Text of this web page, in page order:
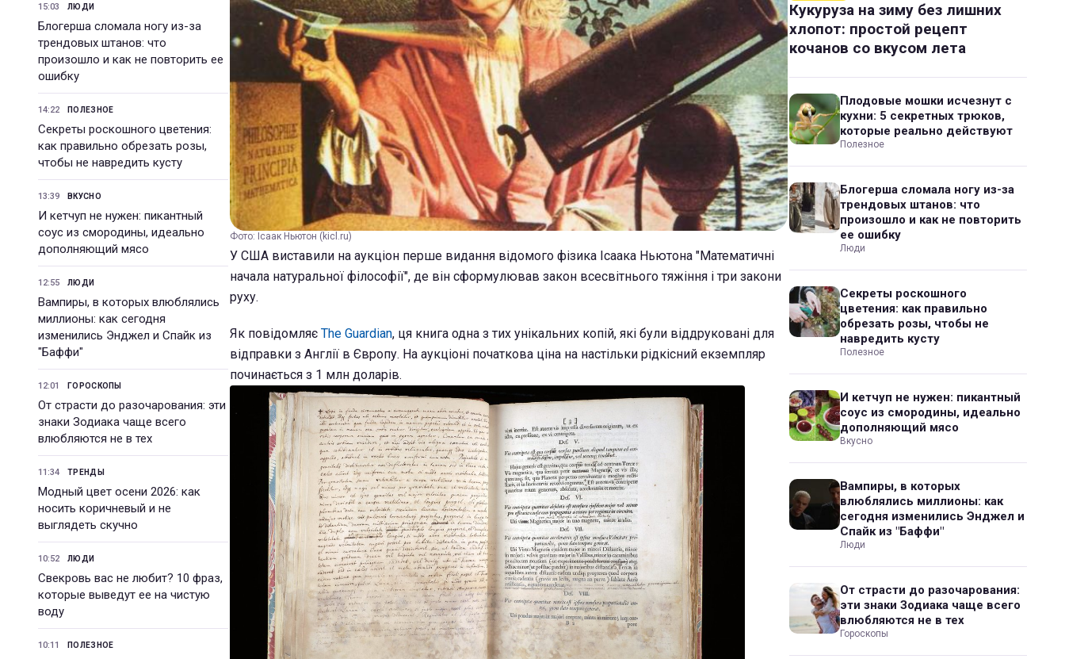
15:03 ЛЮДИ
Блогерша сломала ногу из-за
трендовых штанов: что
произошло и как не повторить ее
ошибку
14:22 ПОЛЕЗНОЕ
Секреты роскошного цветения:
как правильно обрезать розы,
чтобы не навредить кусту
13:39 ВКУСНО
И кетчуп не нужен: пикантный
соус из смородины, идеально
дополняющий мясо
12:55 ЛЮДИ
Вампиры, в которых влюблялись
миллионы: как сегодня
изменились Энджел и Спайк из
"Баффи"
12:01 ГОРОСКОПЫ
От страсти до разочарования: эти
знаки Зодиака чаще всего
влюбляются не в тех
11:34 ТРЕНДЫ
Модный цвет осени 2026: как
носить коричневый и не
выглядеть скучно
10:52 ЛЮДИ
Свекровь вас не любит? 10 фраз,
которые выведут ее на чистую
воду
10:11 ПОЛЕЗНОЕ
Фото: Ісаак Ньютон (kicl.ru)
У США виставили на аукціон перше видання відомого фізика Ісаака Ньютона "Математичні
начала натуральної філософії", де він сформулював закон всесвітнього тяжіння і три закони
руху.
Як повідомляє The Guardian, ця книга одна з тих унікальних копій, які були віддруковані для
відправки з Англії в Європу. На аукціоні початкова ціна на настільки рідкісний екземпляр
починається з 1 млн доларів.
Кукуруза на зиму без лишних
хлопот: простой рецепт
кочанов со вкусом лета
Плодовые мошки исчезнут с
кухни: 5 секретных трюков,
которые реально действуют
Полезное
Блогерша сломала ногу из-за
трендовых штанов: что
произошло и как не повторить
ее ошибку
Люди
Секреты роскошного
цветения: как правильно
обрезать розы, чтобы не
навредить кусту
Полезное
И кетчуп не нужен: пикантный
соус из смородины, идеально
дополняющий мясо
Вкусно
Вампиры, в которых
влюблялись миллионы: как
сегодня изменились Энджел и
Спайк из "Баффи"
Люди
От страсти до разочарования:
эти знаки Зодиака чаще всего
влюбляются не в тех
Гороскопы